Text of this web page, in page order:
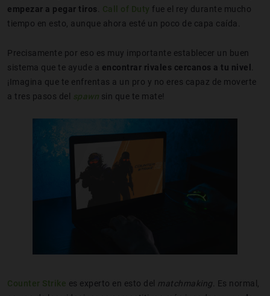
empezar a pegar tiros
Call of Duty fue el rey durante mucho
tiempo en esto, aunque ahora esté un poco de capa caída.
Precisamente por eso es muy importante establecer un buen
sistema que te ayude a encontrar rivales cercanos a tu nivel
¡Imagina que te enfrentas a un pro y no eres capaz de moverte
a tres pasos del spawn sin que te mate!
Counter Strike es experto en esto del matchmaking. Es normal,